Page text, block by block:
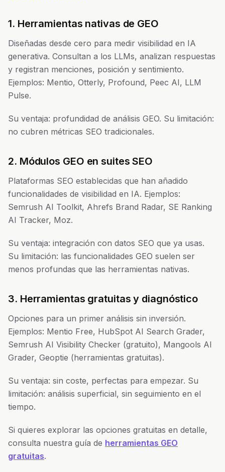
1. Herramientas nativas de GEO
Diseñadas desde cero para medir visibilidad en IA
generativa. Consultan a los LLMs, analizan respuestas
y registran menciones, posición y sentimiento.
Ejemplos: Mentio, Otterly, Profound, Peec AI, LLM
Pulse.
Su ventaja: profundidad de análisis GEO. Su limitación:
no cubren métricas SEO tradicionales.
2. Módulos GEO en suites SEO
Plataformas SEO establecidas que han añadido
funcionalidades de visibilidad en IA. Ejemplos:
Semrush AI Toolkit, Ahrefs Brand Radar, SE Ranking
AI Tracker, Moz.
Su ventaja: integración con datos SEO que ya usas.
Su limitación: las funcionalidades GEO suelen ser
menos profundas que las herramientas nativas.
3. Herramientas gratuitas y diagnóstico
Opciones para un primer análisis sin inversión.
Ejemplos: Mentio Free, HubSpot AI Search Grader,
Semrush AI Visibility Checker (gratuito), Mangools AI
Grader, Geoptie (herramientas gratuitas).
Su ventaja: sin coste, perfectas para empezar. Su
limitación: análisis superficial, sin seguimiento en el
tiempo.
Si quieres explorar las opciones gratuitas en detalle,
consulta nuestra guía de herramientas GEO
gratuitas.